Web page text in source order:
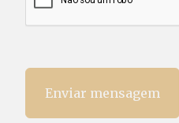
Enviar mensagem